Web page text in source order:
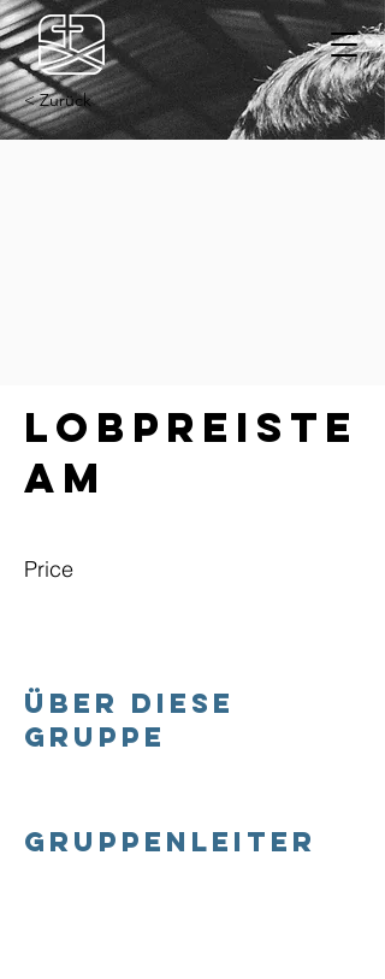
< Zurück
Lobpreiste
am
Price
Über diese
Gruppe
Gruppenleiter